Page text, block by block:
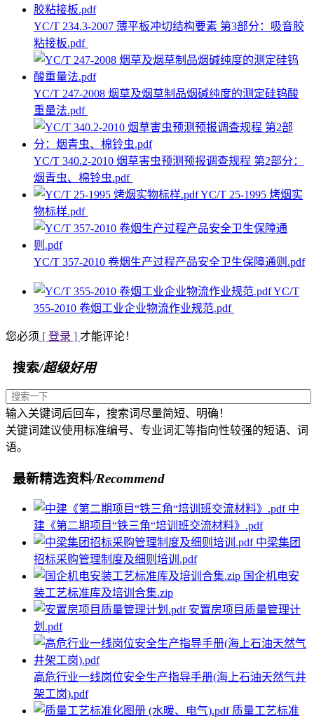
YC/T 234.3-2007 薄平板冲切结构要素 第3部分：吸音胶
粘接板.pdf
YC/T 247-2008 烟草及烟草制品烟碱纯度的测定硅钨酸
重量法.pdf
YC/T 340.2-2010 烟草害虫预测预报调查规程 第2部分：
烟青虫、棉铃虫.pdf
YC/T 25-1995 烤烟实
物标样.pdf
YC/T 357-2010 卷烟生产过程产品安全卫生保障通则.pdf
YC/T
355-2010 卷烟工业企业物流作业规范.pdf
您必须 [ 登录 ] 才能评论！
搜索/超级好用
输入关键词后回车，搜索词尽量简短、明确！
关键词建议使用标准编号、专业词汇等指向性较强的短语、词
语。
最新精选资料/Recommend
中
建《第二期项目“铁三角“培训班交流材料》.pdf
中梁集团
招标采购管理制度及细则培训.pdf
国企机电安
装工艺标准库及培训合集.zip
安置房项目质量管理计
划.pdf
高危行业一线岗位安全生产指导手册(海上石油天然气井
架工岗).pdf
质量工艺标准